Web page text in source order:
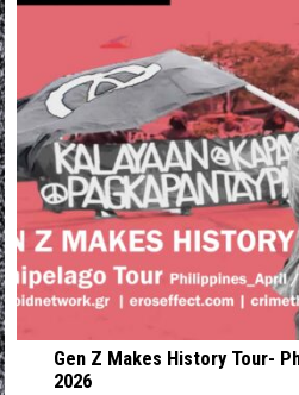
Gen Z Makes History Tour-
2026